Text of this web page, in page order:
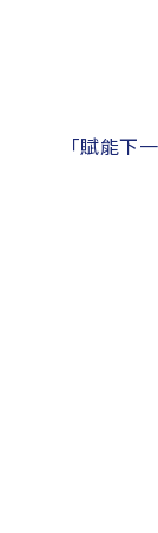
「賦能下